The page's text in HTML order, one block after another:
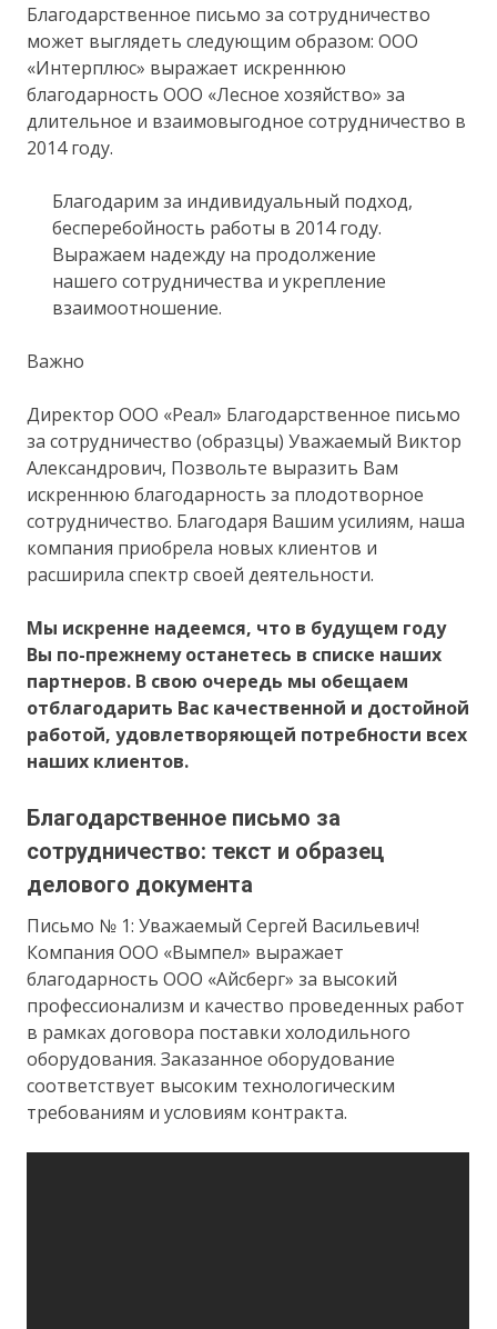
Благодарственное письмо за сотрудничество
может выглядеть следующим образом: ООО
«Интерплюс» выражает искреннюю
благодарность ООО «Лесное хозяйство» за
длительное и взаимовыгодное сотрудничество в
2014 году.
Благодарим за индивидуальный подход,
бесперебойность работы в 2014 году.
Выражаем надежду на продолжение
нашего сотрудничества и укрепление
взаимоотношение.
Важно
Директор ООО «Реал» Благодарственное письмо
за сотрудничество (образцы) Уважаемый Виктор
Александрович, Позвольте выразить Вам
искреннюю благодарность за плодотворное
сотрудничество. Благодаря Вашим усилиям, наша
компания приобрела новых клиентов и
расширила спектр своей деятельности.
Мы искренне надеемся, что в будущем году
Вы по-прежнему останетесь в списке наших
партнеров. В свою очередь мы обещаем
отблагодарить Вас качественной и достойной
работой, удовлетворяющей потребности всех
наших клиентов.
Благодарственное письмо за
сотрудничество: текст и образец
делового документа
Письмо № 1: Уважаемый Сергей Васильевич!
Компания ООО «Вымпел» выражает
благодарность ООО «Айсберг» за высокий
профессионализм и качество проведенных работ
в рамках договора поставки холодильного
оборудования. Заказанное оборудование
соответствует высоким технологическим
требованиям и условиям контракта.